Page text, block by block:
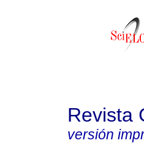
Revista
versión